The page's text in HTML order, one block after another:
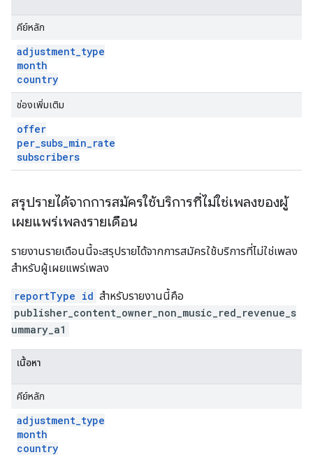
คีย์หลัก
adjustment_type
month
country
ช่องเพิ่มเติม
offer
per_subs_min_rate
subscribers
สรุปรายได้จากการสมัครใช้บริการที่ไม่ใช่เพลงของผู้
เผยแพร่เพลงรายเดือน
รายงานรายเดือนนี้จะสรุปรายได้จากการสมัครใช้บริการที่ไม่ใช่เพลง
สำหรับผู้เผยแพร่เพลง
reportType id สำหรับรายงานนี้คือ
publisher_content_owner_non_music_red_revenue_s
ummary_a1
เนื้อหา
คีย์หลัก
adjustment_type
month
country